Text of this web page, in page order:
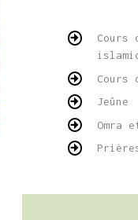
Cours
Cours
Jeûne
Omra